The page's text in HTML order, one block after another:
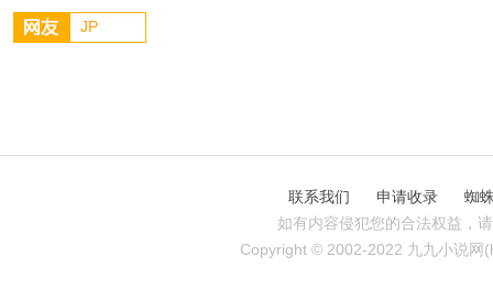
联系我们 申请收录
蜘
如有内容侵犯您的合法权益，
Copyright © 2002-2022 九九小说网